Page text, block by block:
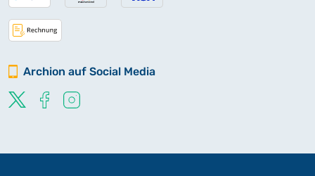
Archion auf Social Media